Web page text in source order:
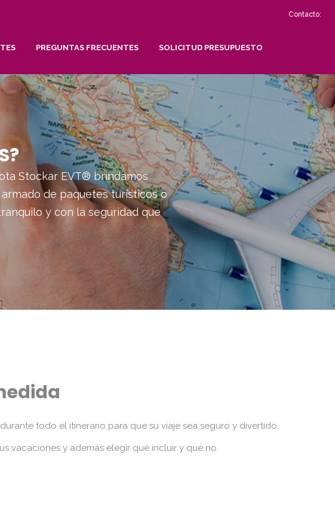
Contacto:
PREGUNTAS FRECUENTES SOLICITUD PRESUPUESTO
Stockar EVT® brindamos
de paquetes turísticos o
y con la seguridad que
todo el itinerario para que su viaje sea seguro y divertido.
vacaciones y además elegir qué incluir y qué no.